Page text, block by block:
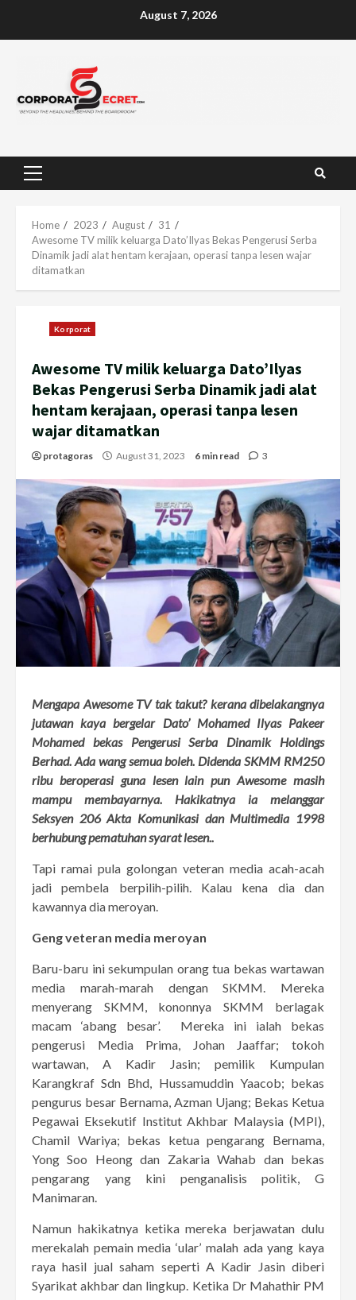
August 7, 2026
Primary
Home 2023 August
31
Awesome TV milik keluarga Dato’Ilyas Bekas Pengerusi Serba
Dinamik jadi alat hentam kerajaan, operasi tanpa lesen wajar
ditamatkan
Korporat
Awesome TV milik keluarga Dato’Ilyas
Bekas Pengerusi Serba Dinamik jadi alat
hentam kerajaan, operasi tanpa lesen
wajar ditamatkan
protagoras August 31, 2023 6 min read 3
Mengapa Awesome TV tak takut? kerana dibelakangnya
jutawan kaya bergelar Dato’ Mohamed Ilyas Pakeer
Mohamed bekas Pengerusi Serba Dinamik Holdings
Berhad. Ada wang semua boleh. Didenda SKMM RM250
ribu beroperasi guna lesen lain pun Awesome masih
mampu membayarnya. Hakikatnya ia melanggar
Seksyen 206 Akta Komunikasi dan Multimedia 1998
berhubung pematuhan syarat lesen..
Tapi ramai pula golongan veteran media acah-acah
jadi pembela berpilih-pilih. Kalau kena dia dan
kawannya dia meroyan.
Geng veteran media meroyan
Baru-baru ini sekumpulan orang tua bekas wartawan
media marah-marah dengan SKMM. Mereka
menyerang SKMM, kononnya SKMM berlagak
macam ‘abang besar’. Mereka ini ialah bekas
pengerusi Media Prima, Johan Jaaffar; tokoh
wartawan, A Kadir Jasin; pemilik Kumpulan
Karangkraf Sdn Bhd, Hussamuddin Yaacob; bekas
pengurus besar Bernama, Azman Ujang; Bekas Ketua
Pegawai Eksekutif Institut Akhbar Malaysia (MPI),
Chamil Wariya; bekas ketua pengarang Bernama,
Yong Soo Heong dan Zakaria Wahab dan bekas
pengarang yang kini penganalisis politik, G
Manimaran.
Namun hakikatnya ketika mereka berjawatan dulu
merekalah pemain media ‘ular’ malah ada yang kaya
raya hasil jual saham seperti A Kadir Jasin diberi
Syarikat akhbar dan lingkup. Ketika Dr Mahathir PM